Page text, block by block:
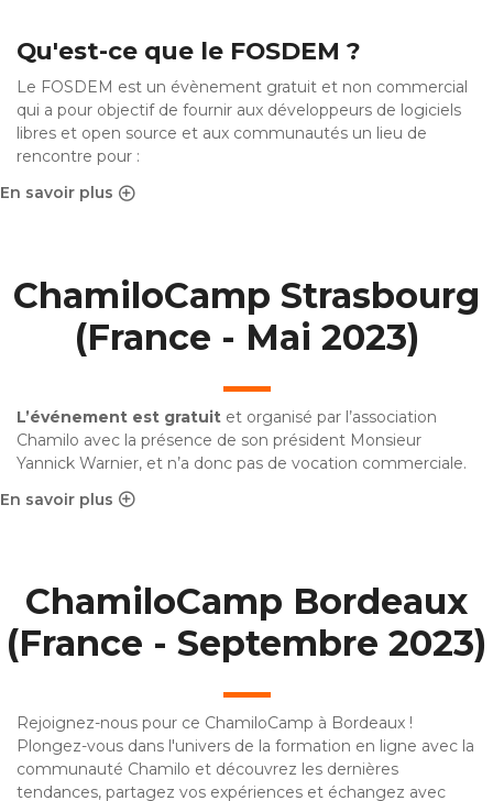
Qu'est-ce que le FOSDEM ?
Le FOSDEM est un évènement gratuit et non commercial
qui a pour objectif de fournir aux développeurs de logiciels
libres et open source et aux communautés un lieu de
rencontre pour :
En savoir plus
sur Chamilo au FOSDEM 2023
ChamiloCamp Strasbourg
(France - Mai 2023)
L’événement est gratuit et organisé par l’association
Chamilo avec la présence de son président Monsieur
Yannick Warnier, et n’a donc pas de vocation commerciale.
En savoir plus
sur ChamiloCamp Strasbourg (France - Mai 2023)
ChamiloCamp Bordeaux
(France - Septembre 2023)
Rejoignez-nous pour ce ChamiloCamp à Bordeaux !
Plongez-vous dans l'univers de la formation en ligne avec la
communauté Chamilo et découvrez les dernières
tendances, partagez vos expériences et échangez avec